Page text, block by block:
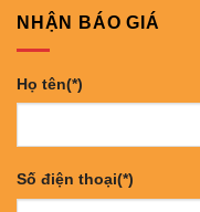
NHẬN BÁO GIÁ
Họ tên(*)
Số điện thoại(*)